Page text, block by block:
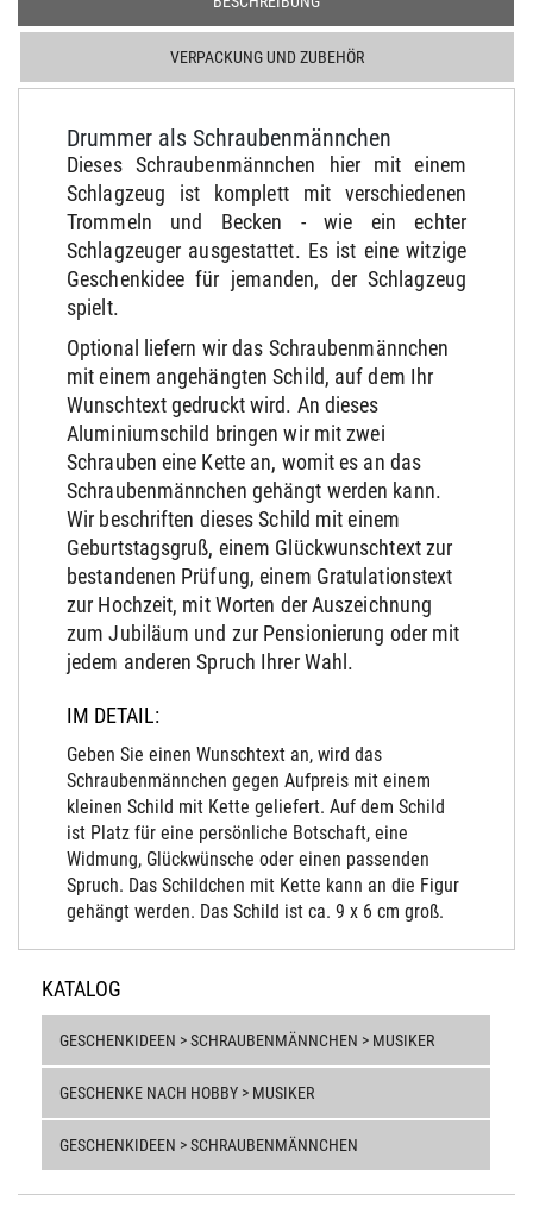
VERPACKUNG UND ZUBEHÖR
Drummer als Schraubenmännchen
Dieses Schraubenmännchen hier mit einem
Schlagzeug ist komplett mit verschiedenen
Trommeln und Becken - wie ein echter
Schlagzeuger ausgestattet. Es ist eine witzige
Geschenkidee für jemanden, der Schlagzeug
spielt.
Optional liefern wir das Schraubenmännchen
mit einem angehängten Schild, auf dem Ihr
Wunschtext gedruckt wird. An dieses
Aluminiumschild bringen wir mit zwei
Schrauben eine Kette an, womit es an das
Schraubenmännchen gehängt werden kann.
Wir beschriften dieses Schild mit einem
Geburtstagsgruß, einem Glückwunschtext zur
bestandenen Prüfung, einem Gratulationstext
zur Hochzeit, mit Worten der Auszeichnung
zum Jubiläum und zur Pensionierung oder mit
jedem anderen Spruch Ihrer Wahl.
IM DETAIL:
Geben Sie einen Wunschtext an, wird das
Schraubenmännchen gegen Aufpreis mit einem
kleinen Schild mit Kette geliefert. Auf dem Schild
ist Platz für eine persönliche Botschaft, eine
Widmung, Glückwünsche oder einen passenden
Spruch. Das Schildchen mit Kette kann an die Figur
gehängt werden. Das Schild ist ca. 9 x 6 cm groß.
KATALOG
GESCHENKIDEEN > SCHRAUBENMÄNNCHEN > MUSIKER
GESCHENKE NACH HOBBY > MUSIKER
GESCHENKIDEEN > SCHRAUBENMÄNNCHEN